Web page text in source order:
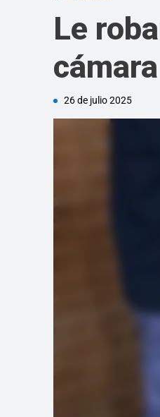
Le
26 de julio 2025